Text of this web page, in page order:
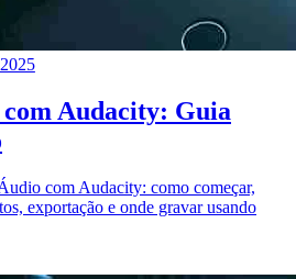
Audacity: Guia
com Audacity: como começar,
exportação e onde gravar usando